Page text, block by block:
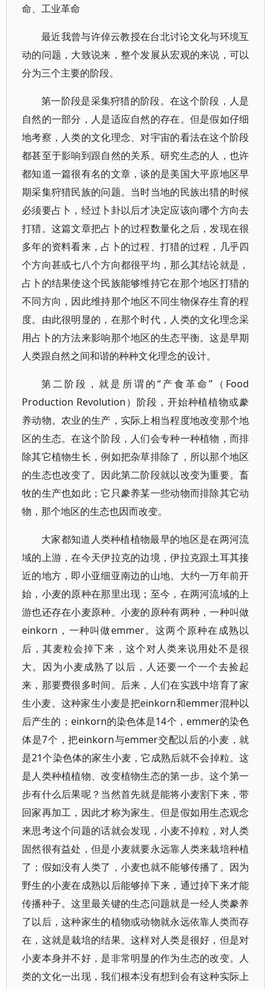
命、工业革命
最近我曾与许倬云教授在台北讨论文化与环境互
动的问题，大致说来，整个发展从宏观的来说，可以
分为三个主要的阶段。
第一阶段是采集狩猎的阶段。在这个阶段，人是
自然的一部分，人是适应自然的存在。但是假如仔细
地考察，人类的文化理念、对宇宙的看法在这个阶段
都甚至于影响到跟自然的关系。研究生态的人，也许
都知道一篇很有名的文章，谈的是美国大平原地区早
期采集狩猎民族的问题。当时当地的民族出猎的时候
必须要占卜，经过卜卦以后才决定应该向哪个方向去
打猎。这篇文章把占卜的过程数量化之后，发现在很
多年的资料看来，占卜的过程、打猎的过程，几乎四
个方向甚或七八个方向都很平均，那么其结论就是，
占卜的结果使这个民族能够维持它在那个地区打猎的
不同方向，因此维持那个地区不同生物保存生育的程
度。由此很明显的，在那个时代，人类的文化理念采
用占卜的方法来影响那个地区的生态平衡。这是早期
人类跟自然之间和谐的种种文化理念的设计。
第二阶段，就是所谓的“产食革命”（Food
Production Revolution）阶段，开始种植植物或豢
养动物。农业的生产，实际上相当程度地改变那个地
区的生态。在这个阶段，人们会专种一种植物，而排
除其它植物生长，例如把杂草排除了，所以那个地区
的生态也改变了。因此第二阶段就以改变为重要。畜
牧的生产也如此；它只豢养某一些动物而排除其它动
物，那个地区的生态也因而改变。
大家都知道人类种植植物最早的地区是在两河流
域的上游，在今天伊拉克的边境，伊拉克跟土耳其接
近的地方，即小亚细亚南边的山地。大约一万年前开
始，小麦的原种在那里出现；至今，在两河流域的上
游也还存在小麦原种。小麦的原种有两种，一种叫做
einkorn，一种叫做emmer。这两个原种在成熟以
后，其麦粒会掉下来，这个对人类来说用处不是很
大。因为小麦成熟了以后，人还要一个一个去捡起
来，那要费很多时间。后来，人们在实践中培育了家
生小麦。这种家生小麦是把einkorn和emmer混种以
后产生的；einkorn的染色体是14个，emmer的染色
体是7个，把einkorn与emmer交配以后的小麦，就
是21个染色体的家生小麦，它成熟后就不会掉粒。这
是人类种植植物、改变植物生态的第一步。这个第一
步有什么后果呢？当然首先就是能将小麦割下来，带
回家再加工，因此才称为家生。但是假如用生态观念
来思考这个问题的话就会发现，小麦不掉粒，对人类
固然很有益处，但是小麦就要永远靠人类来栽培种植
了；假如没有人类了，小麦也就不能够传播了。因为
野生的小麦在成熟以后能够掉下来，通过掉下来才能
传播种子。这里最关键的生态问题就是一经人类豢养
了以后，这种家生的植物或动物就永远依靠人类而存
在，这就是栽培的结果。这样对人类是很好，但是对
小麦本身并不好，是非常明显的作为生态的改变。人
类的文化一出现，我们根本没有想到会有这种实际上